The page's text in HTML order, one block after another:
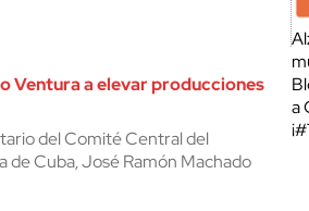
Ventura a elevar producciones
del Comité Central del
de Cuba, José Ramón Machado
a